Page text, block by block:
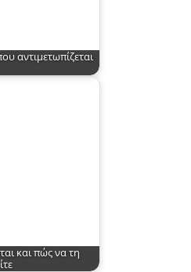
αντιμετωπίζεται
και πώς να τη